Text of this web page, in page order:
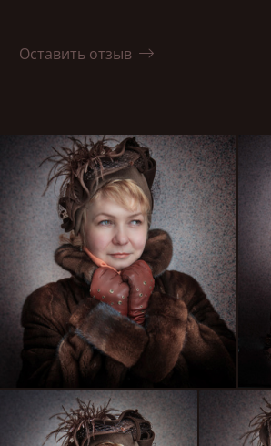
Оставить отзыв